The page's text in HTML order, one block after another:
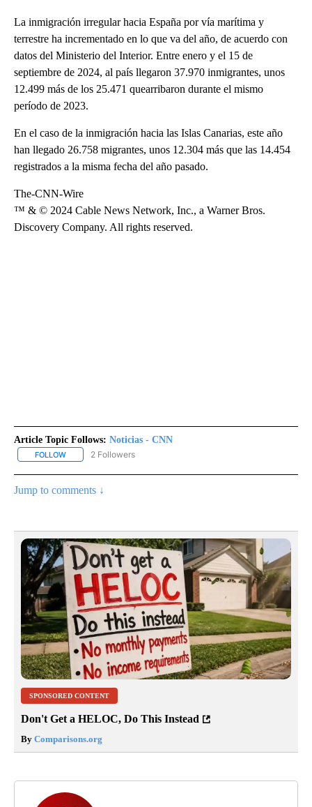
La inmigración irregular hacia España por vía marítima y
terrestre ha incrementado en lo que va del año, de acuerdo con
datos del Ministerio del Interior. Entre enero y el 15 de
septiembre de 2024, al país llegaron 37.970 inmigrantes, unos
12.499 más de los 25.471 quearribaron durante el mismo
período de 2023.
En el caso de la inmigración hacia las Islas Canarias, este año
han llegado 26.758 migrantes, unos 12.304 más que las 14.454
registrados a la misma fecha del año pasado.
The-CNN-Wire
™ & © 2024 Cable News Network, Inc., a Warner Bros.
Discovery Company. All rights reserved.
Article Topic Follows: Noticias - CNN
FOLLOW FOLLOW "NOTICIAS - CNN" TO RECEIVE NOTIFICATIONS ABOUT
2 Followers
Jump to comments ↓
SPONSORED CONTENT
Don't Get a HELOC, Do This Instead
By Comparisons.org